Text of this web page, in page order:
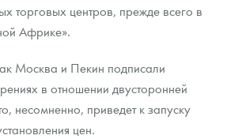
торговых центров, прежде всего в
Африке».
Москва и Пекин подписали
в отношении двусторонней
несомненно, приведет к запуску
цен.